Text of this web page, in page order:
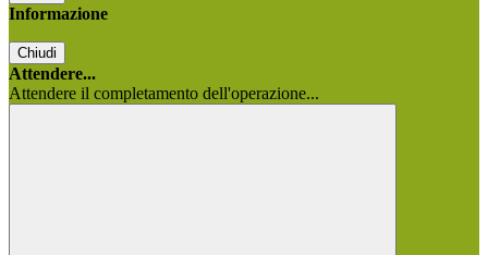
Informazione
Chiudi
Attendere...
Attendere il completamento dell'operazione...